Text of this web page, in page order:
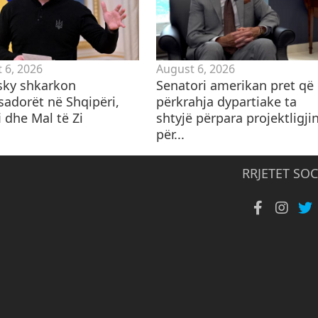
6, 2026
shkarkon
në Shqipëri,
dhe Mal të Zi
August 6, 2026
Senatori amerikan pret që
përkrahja dypartiake ta
shtyjë përpara
për...
RRJETET